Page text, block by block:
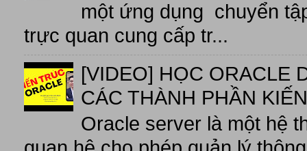
một ứng dụng chuyển
trực quan cung cấp tr...
[VIDEO] HỌC ORACLE
CÁC THÀNH PHẦN
Oracle server là một hệ